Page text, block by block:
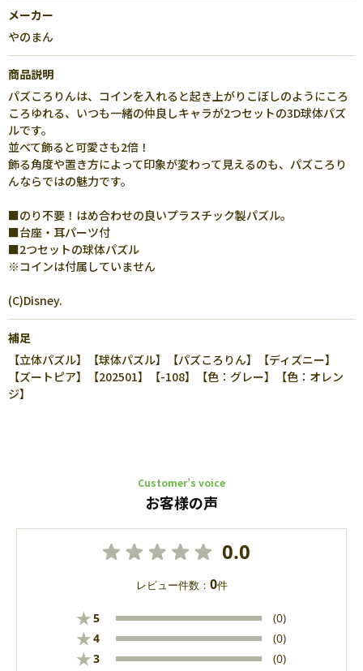
メーカー
やのまん
商品説明
パズころりんは、コインを入れると起き上がりこぼしのようにころ
ころゆれる、いつも一緒の仲良しキャラが2つセットの3D球体パズ
ルです。
並べて飾ると可愛さも2倍！
飾る角度や置き方によって印象が変わって見えるのも、パズころり
んならではの魅力です。
■のり不要！はめ合わせの良いプラスチック製パズル。
■台座・耳パーツ付
■2つセットの球体パズル
※コインは付属していません
(C)Disney.
補足
【立体パズル】【球体パズル】【パズころりん】【ディズニー】
【ズートピア】【202501】【-108】【色：グレー】【色：オレン
ジ】
Customer’s voice
お客様の声
0.0
レビュー件数： 0件
★5 (0)
★4 (0)
★3 (0)